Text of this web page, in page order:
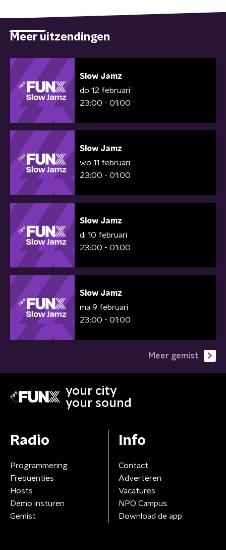
Meer uitzendingen
Slow Jamz
do 12 februari
23:00 - 01:00
Slow Jamz
wo 11 februari
23:00 - 01:00
Slow Jamz
di 10 februari
23:00 - 01:00
Slow Jamz
ma 9 februari
23:00 - 01:00
Meer gemist
your city
your sound
Radio
Programmering
Frequenties
Hosts
Demo insturen
Gemist
Info
Contact
Adverteren
Vacatures
NPO Campus
Download de app